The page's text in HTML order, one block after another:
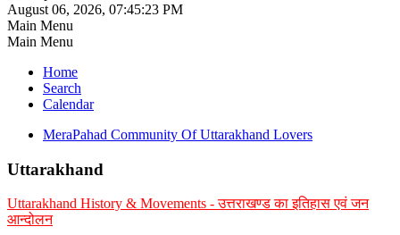
August 06, 2026, 07:45:23 PM
Main Menu
Main Menu
Home
Search
Calendar
MeraPahad Community Of Uttarakhand Lovers
Uttarakhand
Uttarakhand History & Movements - उत्तराखण्ड का इतिहास एवं जन
आन्दोलन